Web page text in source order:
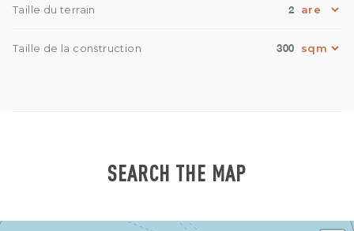
Taille du terrain 2
Taille de la construction 300
SEARCH THE MAP